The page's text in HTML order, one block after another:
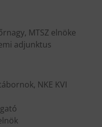
MTSZ elnöke
adjunktus
NKE KVI